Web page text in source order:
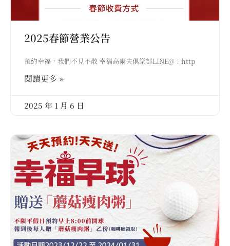
2025春節營業公告
預約幸福，我們不見不散 幸福高爾夫俱樂部LINE@：http
閱讀更多 »
2025 年 1 月 6 日